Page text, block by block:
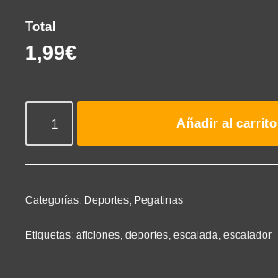
Total
1,99€
Añadir al carrito
Categorías: Deportes, Pegatinas
Etiquetas: aficiones, deportes, escalada, escalador